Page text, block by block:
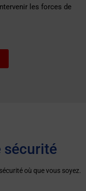
les forces de
sécurité
où que vous soyez.